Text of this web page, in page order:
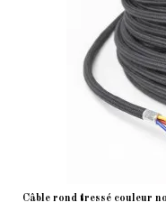
Câble rond tressé couleur